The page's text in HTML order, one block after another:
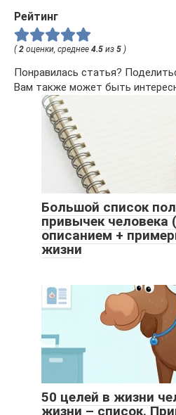
Рейтинг
( 2 оценки, среднее 4.5 из 5 )
Понравилась статья?
Вам также может быть
Большой список
привычек человека
описанием +
жизни
50 целей в жизни
жизни – список.